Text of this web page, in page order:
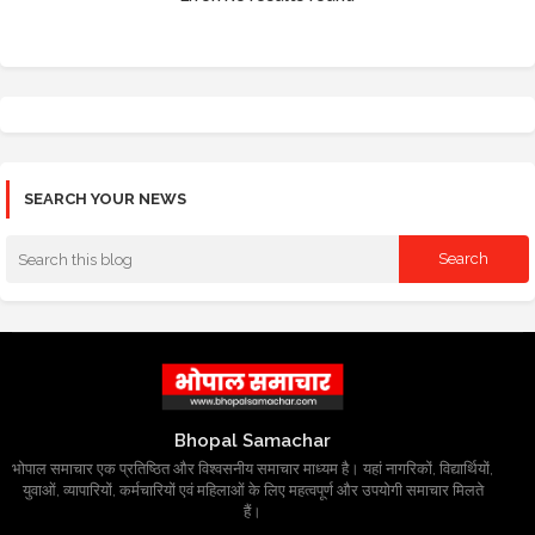
SEARCH YOUR NEWS
Bhopal Samachar
भोपाल समाचार एक प्रतिष्ठित और विश्वसनीय समाचार माध्यम है। यहां नागरिकों, विद्यार्थियों,
युवाओं, व्यापारियों, कर्मचारियों एवं महिलाओं के लिए महत्वपूर्ण और उपयोगी समाचार मिलते
हैं।